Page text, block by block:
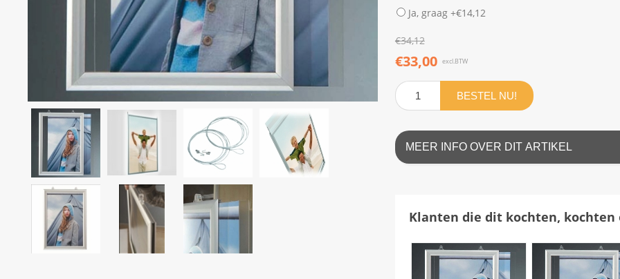
Ja, graag +€14,12
€34,12
€33,00 excl.BTW
BESTEL NU!
MEER INFO OVER DIT ARTIKEL
Klanten die dit kochten, kochten